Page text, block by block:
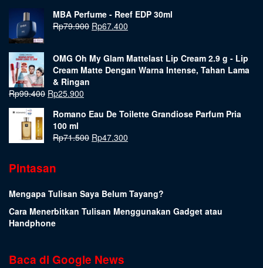
MBA Perfume - Reef EDP 30ml
Rp79.900 Rp67.400
OMG Oh My Glam Mattelast Lip Cream 2.9 g - Lip
Cream Matte Dengan Warna Intense, Tahan Lama
& Ringan
Rp99.400 Rp25.900
Romano Eau De Toilette Grandiose Parfum Pria
100 ml
Rp71.500 Rp47.300
Pintasan
Mengapa Tulisan Saya Belum Tayang?
Cara Menerbitkan Tulisan Menggunakan Gadget atau
Handphone
Baca di Google News